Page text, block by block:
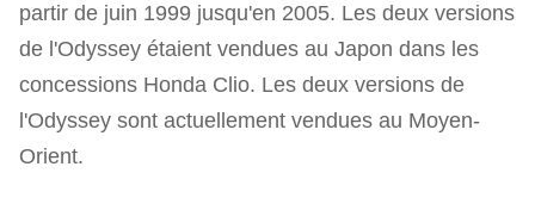
partir de juin 1999 jusqu'en 2005. Les deux versions
de l'Odyssey étaient vendues au Japon dans les
concessions Honda Clio. Les deux versions de
l'Odyssey sont actuellement vendues au Moyen-
Orient.